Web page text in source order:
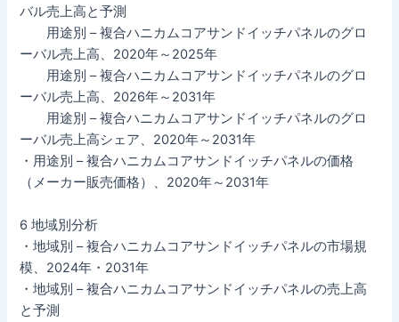
バル売上高と予測
用途別 – 複合ハニカムコアサンドイッチパネルのグロ
ーバル売上高、2020年～2025年
用途別 – 複合ハニカムコアサンドイッチパネルのグロ
ーバル売上高、2026年～2031年
用途別 – 複合ハニカムコアサンドイッチパネルのグロ
ーバル売上高シェア、2020年～2031年
・用途別 – 複合ハニカムコアサンドイッチパネルの価格
（メーカー販売価格）、2020年～2031年
6 地域別分析
・地域別 – 複合ハニカムコアサンドイッチパネルの市場規
模、2024年・2031年
・地域別 – 複合ハニカムコアサンドイッチパネルの売上高
と予測